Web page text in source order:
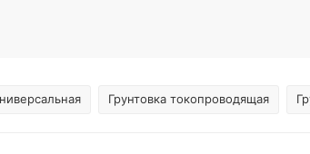
Грунтовка токопроводящая